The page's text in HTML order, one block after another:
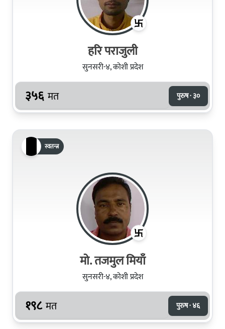
हरि पराजुली
सुनसरी-४, कोशी प्रदेश
३५६ मत पुरुष · ३०
स्वतन्त्र
मो. तजमुल मियाँ
सुनसरी-४, कोशी प्रदेश
१९८ मत पुरुष · ४६